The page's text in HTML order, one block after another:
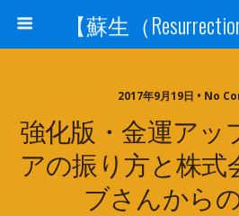
2017年9月19日 • No
強化版・金運アッ
アの振り方と株式
ブさんから